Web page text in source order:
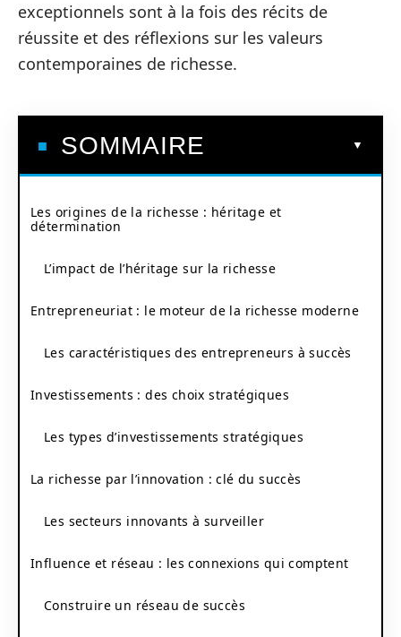
exceptionnels sont à la fois des récits de
réussite et des réflexions sur les valeurs
contemporaines de richesse.
SOMMAIRE
Les origines de la richesse : héritage et
détermination
L’impact de l’héritage sur la richesse
Entrepreneuriat : le moteur de la richesse moderne
Les caractéristiques des entrepreneurs à succès
Investissements : des choix stratégiques
Les types d’investissements stratégiques
La richesse par l’innovation : clé du succès
Les secteurs innovants à surveiller
Influence et réseau : les connexions qui comptent
Construire un réseau de succès